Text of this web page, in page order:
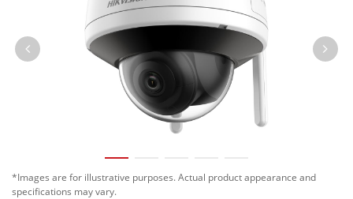
*Images are for illustrative purposes. Actual product appearance and
specifications may vary.